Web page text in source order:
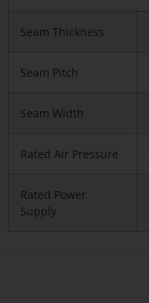
Seam Thickness
Seam Pitch
Seam Width
Rated Air Pressure
Rated Power
Supply